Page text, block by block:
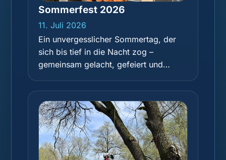
Sommerfest 2026
11. Juli 2026
Ein unvergesslicher Sommertag, der
sich bis tief in die Nacht zog –
gemeinsam gelacht, gefeiert und
gehabt.